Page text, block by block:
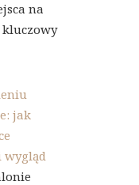
na
jak
wygląd